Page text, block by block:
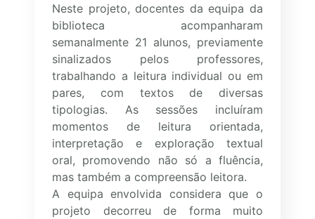
Neste projeto, docentes da equipa da
biblioteca acompanharam
semanalmente 21 alunos, previamente
sinalizados pelos professores,
trabalhando a leitura individual ou em
pares, com textos de diversas
tipologias. As sessões incluíram
momentos de leitura orientada,
interpretação e exploração textual
oral, promovendo não só a fluência,
mas também a compreensão leitora.
A equipa envolvida considera que o
projeto decorreu de forma muito